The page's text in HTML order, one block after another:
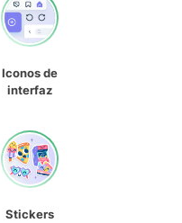
Iconos de
interfaz
Stickers